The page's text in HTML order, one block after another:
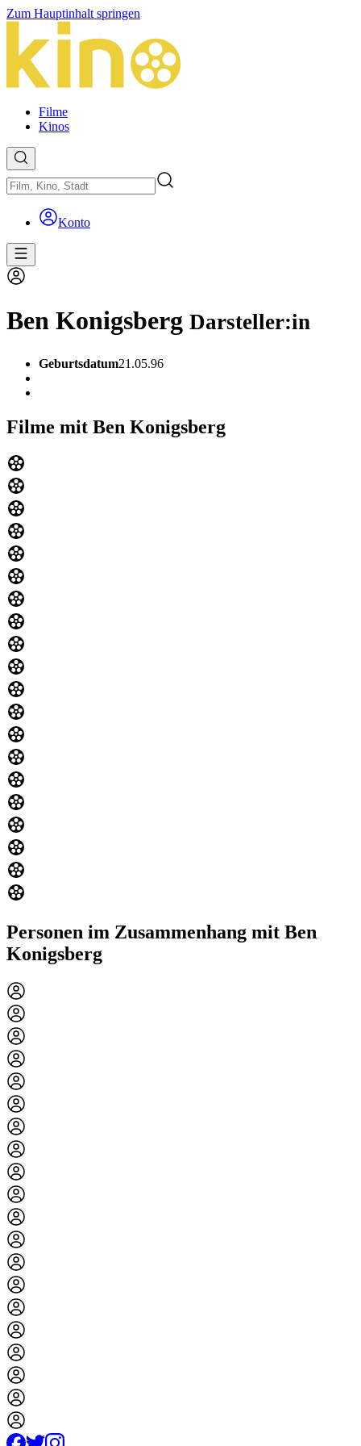
Zum Hauptinhalt springen
Filme
Kinos
Konto
Ben Konigsberg Darsteller:in
Geburtsdatum21.05.96
Filme mit Ben Konigsberg
Personen im Zusammenhang mit Ben
Konigsberg